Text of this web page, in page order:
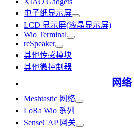
XIAO Gadgets
电子纸显示屏
LCD 显示屏(液晶显示屏)
Wio Terminal
reSpeaker
其他传感模块
其他微控制器
网络
Meshtastic 网络
LoRa Wio 系列
SenseCAP 网关